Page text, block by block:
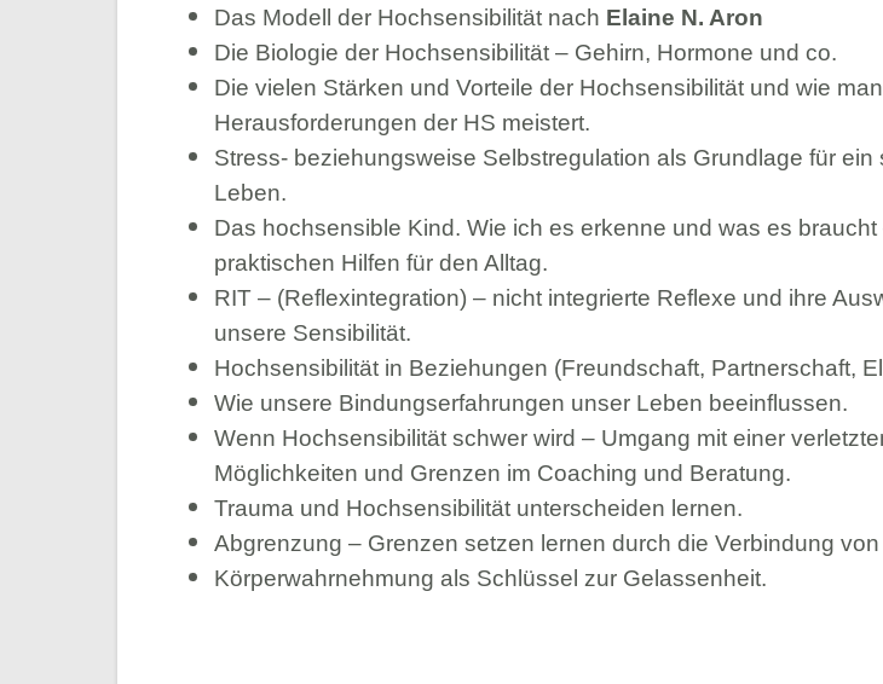
Das Modell der Hochsensibilität nach Elaine N. Aron
Die Biologie der Hochsensibilität – Gehirn, Hormone und co.
Die vielen Stärken und Vorteile der Hochsensibilität und wie
Herausforderungen der HS meistert.
Stress- beziehungsweise Selbstregulation als Grundlage für ein
Leben.
Das hochsensible Kind. Wie ich es erkenne und was es braucht
praktischen Hilfen für den Alltag.
RIT – (Reflexintegration) – nicht integrierte Reflexe und ihre
unsere Sensibilität.
Hochsensibilität in Beziehungen (Freundschaft, Partnerschaft,
Wie unsere Bindungserfahrungen unser Leben beeinflussen.
Wenn Hochsensibilität schwer wird – Umgang mit einer
Möglichkeiten und Grenzen im Coaching und Beratung.
Trauma und Hochsensibilität unterscheiden lernen.
Abgrenzung – Grenzen setzen lernen durch die Verbindung
Körperwahrnehmung als Schlüssel zur Gelassenheit.